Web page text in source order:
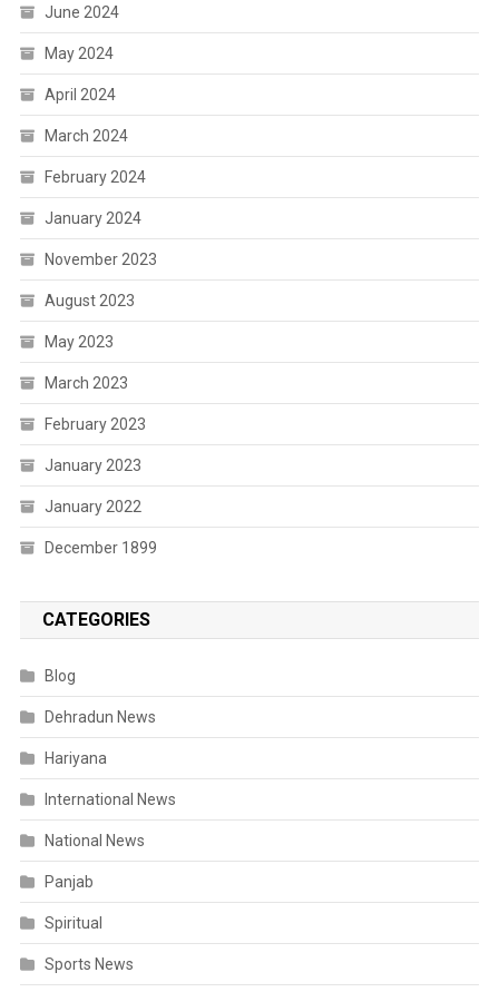
June 2024
May 2024
April 2024
March 2024
February 2024
January 2024
November 2023
August 2023
May 2023
March 2023
February 2023
January 2023
January 2022
December 1899
CATEGORIES
Blog
Dehradun News
Hariyana
International News
National News
Panjab
Spiritual
Sports News